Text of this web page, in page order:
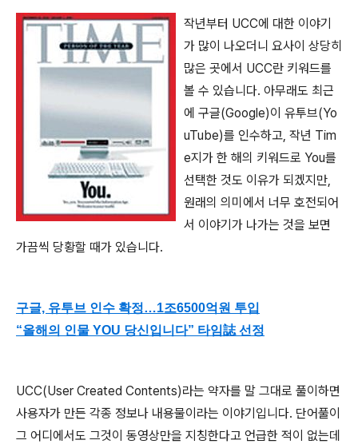
작년부터 UCC에 대한 이야기
가 많이 나오더니 요사이 상당히
많은 곳에서 UCC란 키워드를
볼 수 있습니다. 아무래도 최근
에 구글(Google)이 유투브(Yo
uTube)를 인수하고, 작년 Tim
e지가 한 해의 키워드로 You를
선택한 것도 이유가 되겠지만,
원래의 의미에서 너무 호전되어
서 이야기가 나가는 것을 보면
가끔씩 당황할 때가 있습니다.
구글, 유투브 인수 확정…1조6500억원 투입
“올해의 인물 YOU 당신입니다” 타임誌 선정
UCC(User Created Contents)라는 약자를 말 그대로 풀이하면
사용자가 만든 각종 정보나 내용물이라는 이야기입니다. 단어풀이
그 어디에서도 그것이 동영상만을 지칭한다고 언급한 적이 없는데